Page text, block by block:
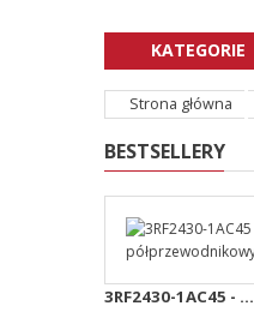
KATEGORIE
Strona główna
BESTSELLERY
3RF2430-1AC45 - ...